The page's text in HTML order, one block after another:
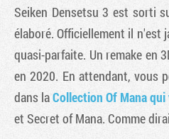
Seiken Densetsu 3 est sorti
élaboré. Officiellement il n'est
quasi-parfaite. Un remake en
en 2020. En attendant, vous
dans laCollection Of Mana
et Secret of Mana. Comme